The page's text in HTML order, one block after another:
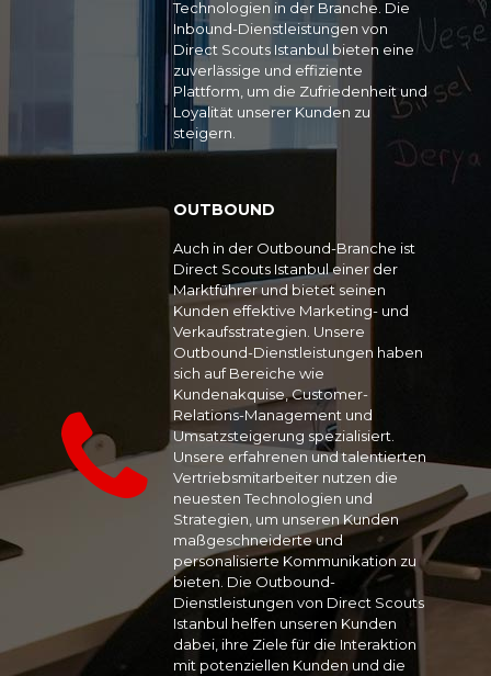
Technologien in der Branche. Die
Inbound-Dienstleistungen von
Direct Scouts Istanbul bieten eine
zuverlässige und effiziente
Plattform, um die Zufriedenheit und
Loyalität unserer Kunden zu
steigern.
OUTBOUND
Auch in der Outbound-Branche ist
Direct Scouts Istanbul einer der
Marktführer und bietet seinen
Kunden effektive Marketing- und
Verkaufsstrategien. Unsere
Outbound-Dienstleistungen haben
sich auf Bereiche wie
Kundenakquise, Customer-
Relations-Management und
Umsatzsteigerung spezialisiert.
Unsere erfahrenen und talentierten
Vertriebsmitarbeiter nutzen die
neuesten Technologien und
Strategien, um unseren Kunden
maßgeschneiderte und
personalisierte Kommunikation zu
bieten. Die Outbound-
Dienstleistungen von Direct Scouts
Istanbul helfen unseren Kunden
dabei, ihre Ziele für die Interaktion
mit potenziellen Kunden und die